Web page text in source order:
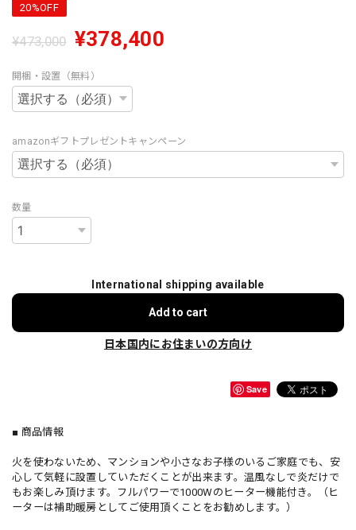
20%OFF
¥473,000 ¥378,400
開梱・設置（無料）
amazonギフトプレゼントキャンペーン
数量
International shipping available
Add to cart
日本国内にお住まいの方向け
Save
■ 商品情報
火を使わないため、マンションや小さなお子様のいるご家庭でも、安
心して気軽に設置していただくことが出来ます。温風なしで炎だけで
もお楽しみ頂けます。フルパワーで1000Wのヒーター機能付き。（ヒ
ーターは補助暖房としてご使用頂くことをお勧めします。）